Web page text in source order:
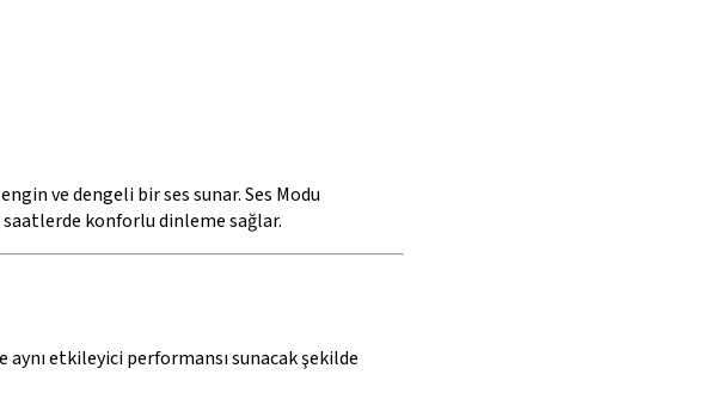
ve dengeli bir ses sunar. Ses Modu
konforlu dinleme sağlar.
etkileyici performansı sunacak şekilde